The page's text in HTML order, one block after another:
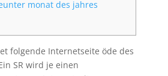
monat des jahres
folgende Internetseite öde des
SR wird je einen